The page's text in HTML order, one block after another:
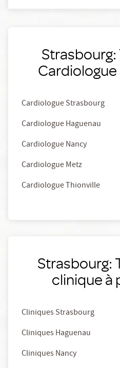
Cardiologue Strasbourg
Cardiologue Haguenau
Cardiologue Nancy
Cardiologue Metz
Cardiologue Thionville
Strasbourg:
clinique à
Cliniques Strasbourg
Cliniques Haguenau
Cliniques Nancy